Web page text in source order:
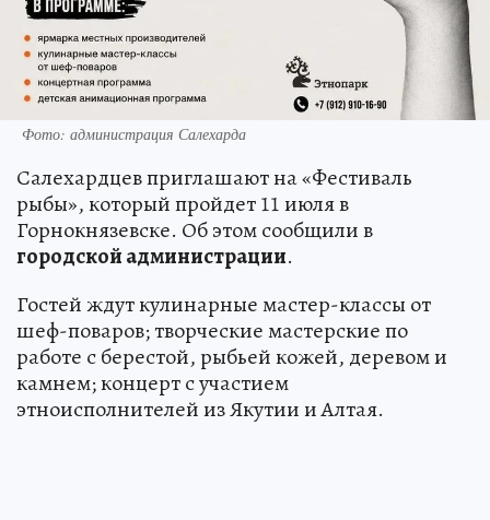
Фото: администрация Салехарда
Салехардцев приглашают на «Фестиваль
рыбы», который пройдет 11 июля в
Горнокнязевске. Об этом сообщили в
городской администрации.
Гостей ждут кулинарные мастер-классы от
шеф-поваров; творческие мастерские по
работе с берестой, рыбьей кожей, деревом и
камнем; концерт с участием
этноисполнителей из Якутии и Алтая.